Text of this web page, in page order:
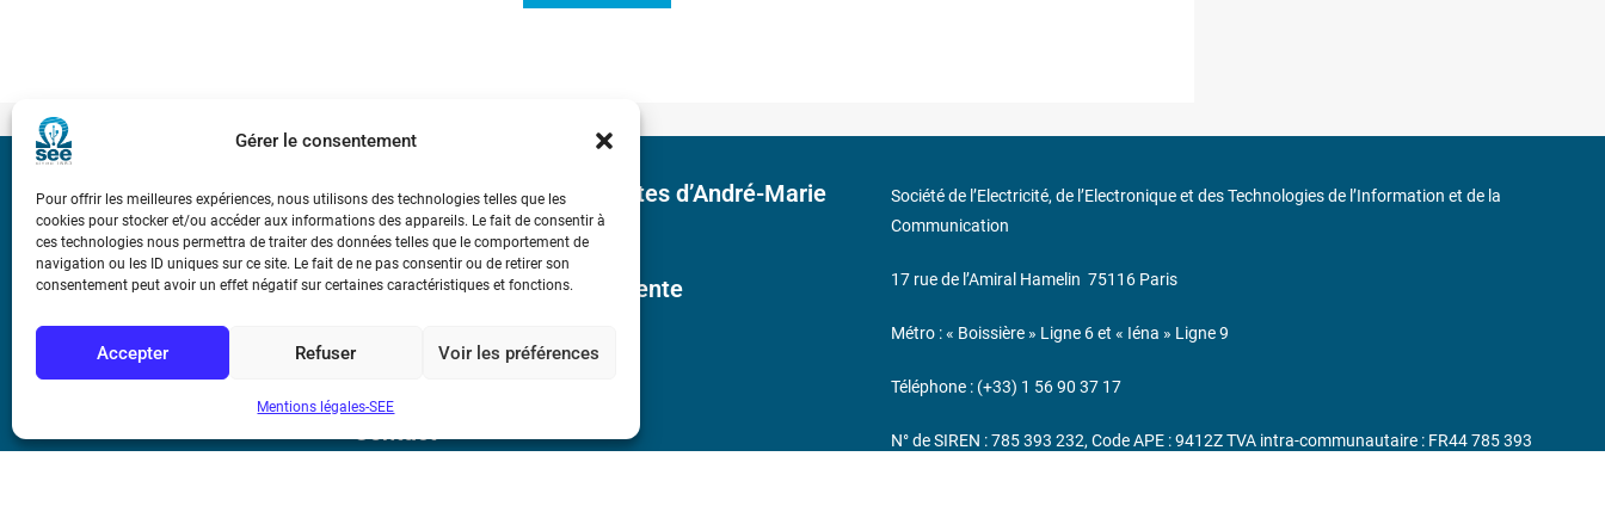
Gérer le consentement
Pour offrir les meilleures expériences, nous utilisons des technologies telles que les
cookies pour stocker et/ou accéder aux informations des appareils. Le fait de consentir à
ces technologies nous permettra de traiter des données telles que le comportement de
navigation ou les ID uniques sur ce site. Le fait de ne pas consentir ou de retirer son
consentement peut avoir un effet négatif sur certaines caractéristiques et fonctions.
Accepter Refuser Voir les préférences
Mentions légales-SEE
Bicentenaire des découvertes d’André-Marie
Ampère
Conditions Générales de Vente
Mentions légales
Contact
Société de l’Electricité, de l’Electronique et des Technologies de l’Information et de la
Communication
17 rue de l’Amiral Hamelin 75116 Paris
Métro : « Boissière » Ligne 6 et « Iéna » Ligne 9
Téléphone : (+33) 1 56 90 37 17
N° de SIREN : 785 393 232, Code APE : 9412Z TVA intra-communautaire : FR44 785 393